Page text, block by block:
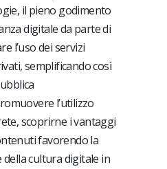
il pieno godimento
digitale da parte di
l’uso dei servizi
semplificando così
l’utilizzo
scoprirne i vantaggi
favorendo la
cultura digitale in